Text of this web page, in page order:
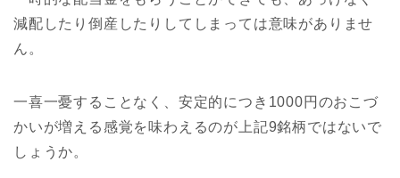
減配したり倒産したりしてしまっては意味がありませ
ん。
一喜一憂することなく、安定的につき1000円のおこづ
かいが増える感覚を味わえるのが上記9銘柄ではないで
しょうか。